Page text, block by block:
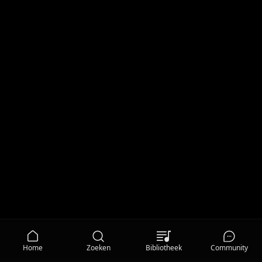
Home Zoeken Bibliotheek Community